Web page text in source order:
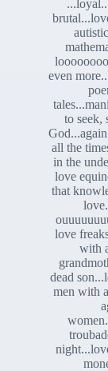
even
to seek,
all the
in the
love
that
love
with
dead
men with